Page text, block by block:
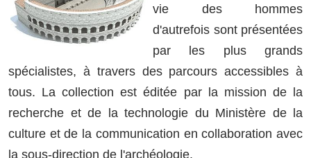
vie des hommes
d'autrefois sont présentées
par les plus grands
spécialistes, à travers des parcours accessibles à
tous. La collection est éditée par la mission de la
recherche et de la technologie du Ministère de la
culture et de la communication en collaboration avec
la sous-direction de l'archéologie.